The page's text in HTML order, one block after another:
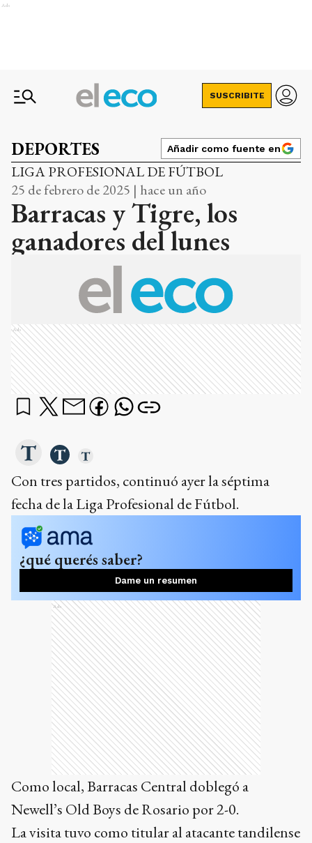
Ads
SUSCRIBITE
DEPORTES Añadir como fuente en
LIGA PROFESIONAL DE FÚTBOL
25 de febrero de 2025 | hace un año
Barracas y Tigre, los
ganadores del lunes
Ads
Con tres partidos, continuó ayer la séptima
fecha de la Liga Profesional de Fútbol.
¿qué querés saber?
Dame un resumen
Ads
Como local, Barracas Central doblegó a
Newell’s Old Boys de Rosario por 2-0.
La visita tuvo como titular al atacante tandilense